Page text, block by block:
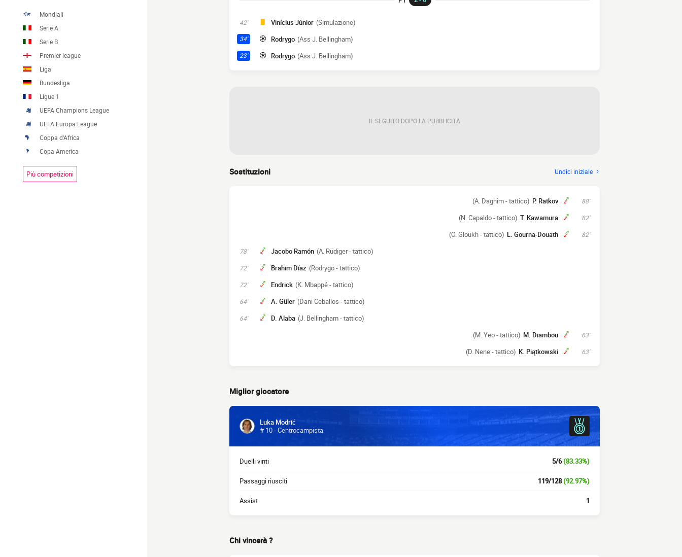
Mondiali
Serie A
Serie B
Premier league
Liga
Bundesliga
Ligue 1
UEFA Champions League
UEFA Europa League
Coppa d'Africa
Copa America
Più competizioni
42' Vinícius Júnior (Simulazione)
34' Rodrygo (Ass J. Bellingham)
23' Rodrygo (Ass J. Bellingham)
IL SEGUITO DOPO LA PUBBLICITÀ
Sostituzioni Undici iniziale
88'
P. Ratkov
(A. Daghim - tattico)
82'
T. Kawamura
(N. Capaldo - tattico)
82'
L. Gourna-Douath
(O. Gloukh - tattico)
78' Jacobo Ramón (A. Rüdiger - tattico)
72' Brahim Díaz (Rodrygo - tattico)
72' Endrick (K. Mbappé - tattico)
64' A. Güler (Dani Ceballos - tattico)
64' D. Alaba (J. Bellingham - tattico)
63'
M. Diambou
(M. Yeo - tattico)
63'
K. Piątkowski
(D. Nene - tattico)
Miglior giocatore
Luka Modrić
# 10 - Centrocampista
Duelli vinti 5/6(83.33%)
Passaggi riusciti 119/128(92.97%)
Assist 1
Chi vincerà ?